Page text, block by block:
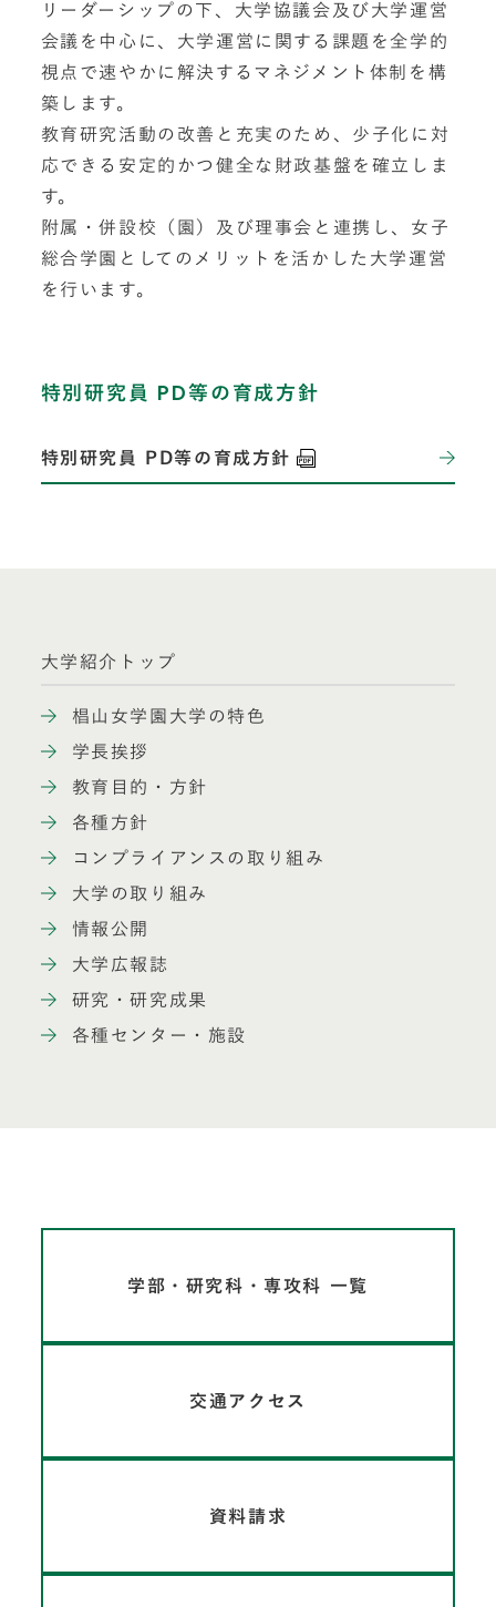
リーダーシップの下、大学協議会及び大学運営
会議を中心に、大学運営に関する課題を全学的
視点で速やかに解決するマネジメント体制を構
築します。
教育研究活動の改善と充実のため、少子化に対
応できる安定的かつ健全な財政基盤を確立しま
す。
附属・併設校（園）及び理事会と連携し、女子
総合学園としてのメリットを活かした大学運営
を行います。
特別研究員 PD等の育成方針
特別研究員 PD等の育成方針
大学紹介トップ
椙山女学園大学の特色
学長挨拶
教育目的・方針
各種方針
コンプライアンスの取り組み
大学の取り組み
情報公開
大学広報誌
研究・研究成果
各種センター・施設
学部・研究科・専攻科 一覧
交通アクセス
資料請求